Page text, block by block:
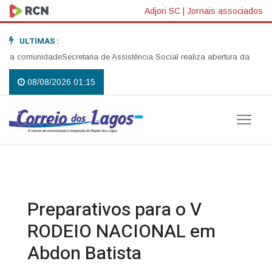
Adjori SC | Jornais associados
ULTIMAS :
Secretaria de Assistência Social realiza abertura da
08/08/2026 01:15
Preparativos para o V
RODEIO NACIONAL em
Abdon Batista